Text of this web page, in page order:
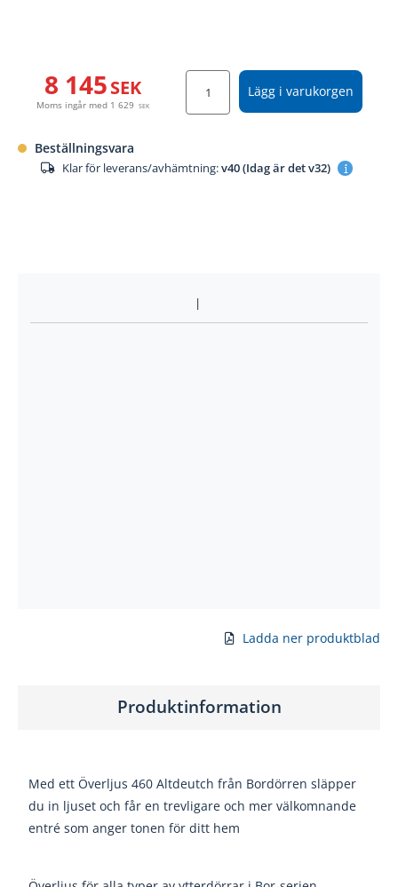
Lägg i varukorgen
8 145SEK
Moms ingår med 1 629 SEK
Beställningsvara
Klar för leverans/avhämtning:v40 (Idag är det v32)
Ladda ner produktblad
Produktinformation
Med ett Överljus 460 Altdeutch från Bordörren släpper
du in ljuset och får en trevligare och mer välkomnande
entré som anger tonen för ditt hem